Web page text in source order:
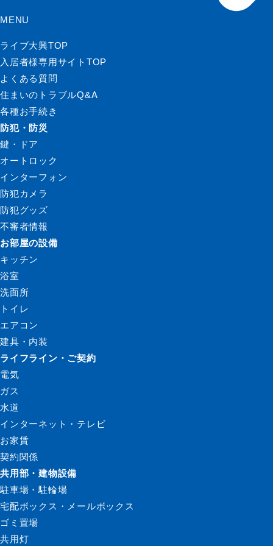
MENU
ライブ大興TOP
入居者様専用サイトTOP
よくある質問
住まいのトラブルQ&A
各種お手続き
防犯・防災
鍵・ドア
オートロック
インターフォン
防犯カメラ
防犯グッズ
不審者情報
お部屋の設備
キッチン
浴室
洗面所
トイレ
エアコン
建具・内装
ライフライン・ご契約
電気
ガス
水道
インターネット・テレビ
お家賃
契約関係
共用部・建物設備
駐車場・駐輪場
宅配ボックス・メールボックス
ゴミ置場
共用灯